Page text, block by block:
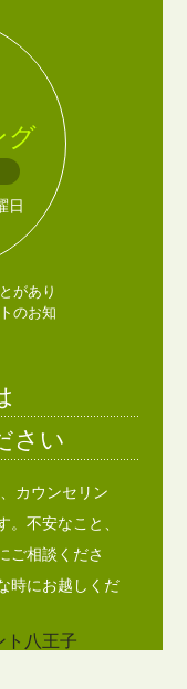
グ
日
があり
のお知
さい
カウンセリン
。不安なこと、
ご相談くださ
時にお越しくだ